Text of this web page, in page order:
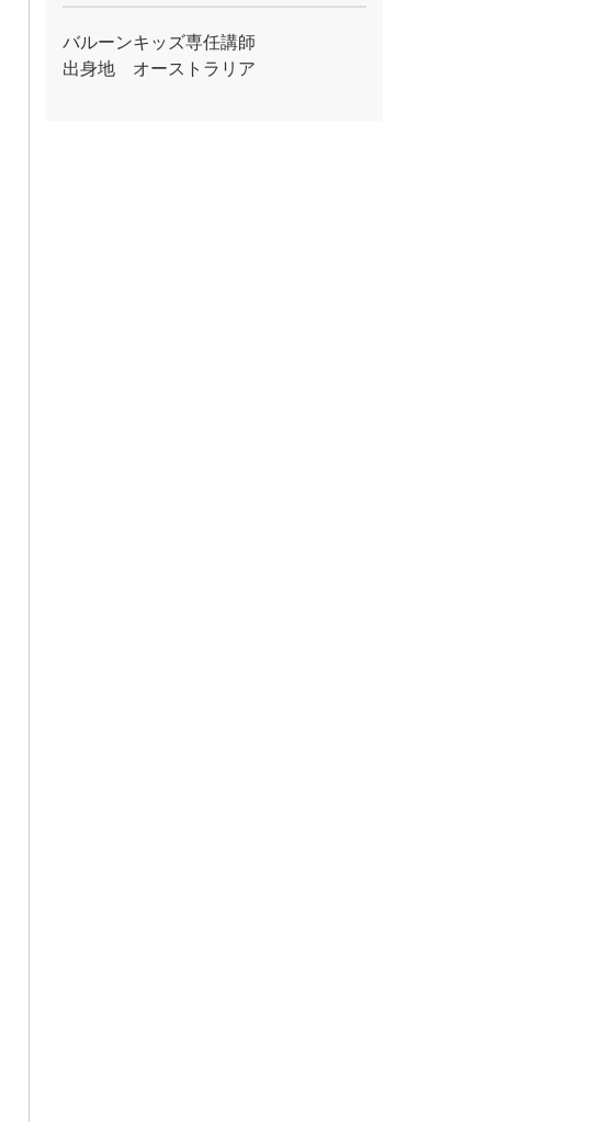
バルーンキッズ専任講師
出身地 オーストラリア